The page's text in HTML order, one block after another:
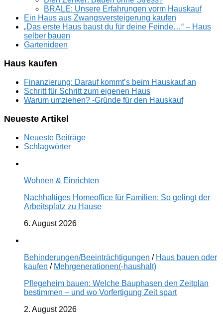
BRALE: Unsere Erfahrungen vorm Hauskauf
Ein Haus aus Zwangsversteigerung kaufen
„Das erste Haus baust du für deine Feinde…“ – Haus
selber bauen
Gartenideen
Haus kaufen
Finanzierung: Darauf kommt’s beim Hauskauf an
Schritt für Schritt zum eigenen Haus
Warum umziehen? -Gründe für den Hauskauf
Neueste Artikel
Neueste Beiträge
Schlagwörter
Wohnen & Einrichten
Nachhaltiges Homeoffice für Familien: So gelingt der
Arbeitsplatz zu Hause
6. August 2026
Behinderungen/Beeinträchtigungen / Haus bauen oder
kaufen / Mehrgenerationen(-haushalt)
Pflegeheim bauen: Welche Bauphasen den Zeitplan
bestimmen – und wo Vorfertigung Zeit spart
2. August 2026